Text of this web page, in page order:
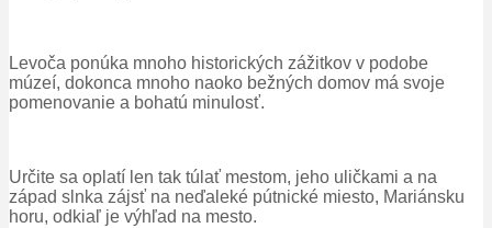
Levoča ponúka mnoho historických zážitkov v podobe
múzeí, dokonca mnoho naoko bežných domov má svoje
pomenovanie a bohatú minulosť.
Určite sa oplatí len tak túlať mestom, jeho uličkami a na
západ slnka zájsť na neďaleké pútnické miesto, Mariánsku
horu, odkiaľ je výhľad na mesto.